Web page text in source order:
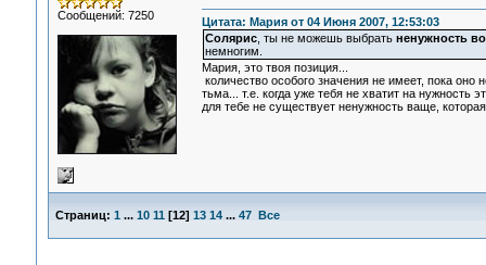
Сообщений: 7250
Цитата: Мария от 04 Июня 2007, 12:53:03
Солярис, ты не можешь выбрать ненужность
немногим.
Мария, это твоя позиция...
количество особого значения не имеет, пока оно
тьма... т.е. когда уже тебя не хватит на нужность
для тебе не существует ненужность ваще,
Страниц: 1 ... 10 11 [12] 13 14 ... 47 Все